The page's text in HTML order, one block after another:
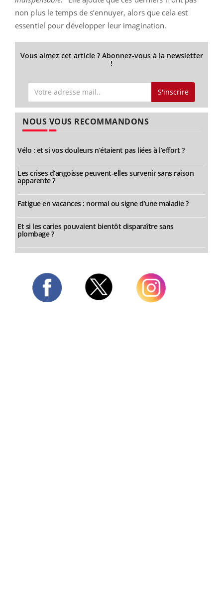
non plus le temps de s’ennuyer, alors que cela est
essentiel pour développer leur imagination.
Vous aimez cet article ? Abonnez-vous à la newsletter
!
S'inscrire
NOUS VOUS RECOMMANDONS
Vélo : et si vos douleurs n’étaient pas liées à l’effort ?
Les crises d’angoisse peuvent-elles survenir sans raison
apparente ?
Fatigue en vacances : normal ou signe d’une maladie ?
Et si les caries pouvaient bientôt disparaître sans
plombage ?